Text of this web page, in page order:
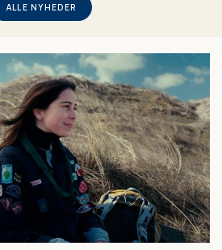
ALLE NYHEDER